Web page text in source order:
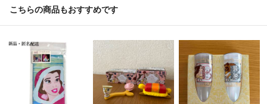
こちらの商品もおすすめです